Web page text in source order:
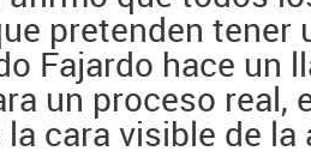
pretenden tener
Fajardo hace un
un proceso real,
cara visible de la